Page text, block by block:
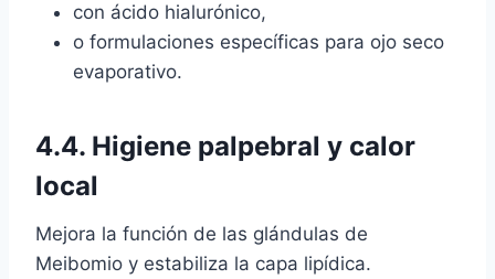
con ácido hialurónico,
o formulaciones específicas para ojo seco
evaporativo.
4.4. Higiene palpebral y calor
local
Mejora la función de las glándulas de
Meibomio y estabiliza la capa lipídica.